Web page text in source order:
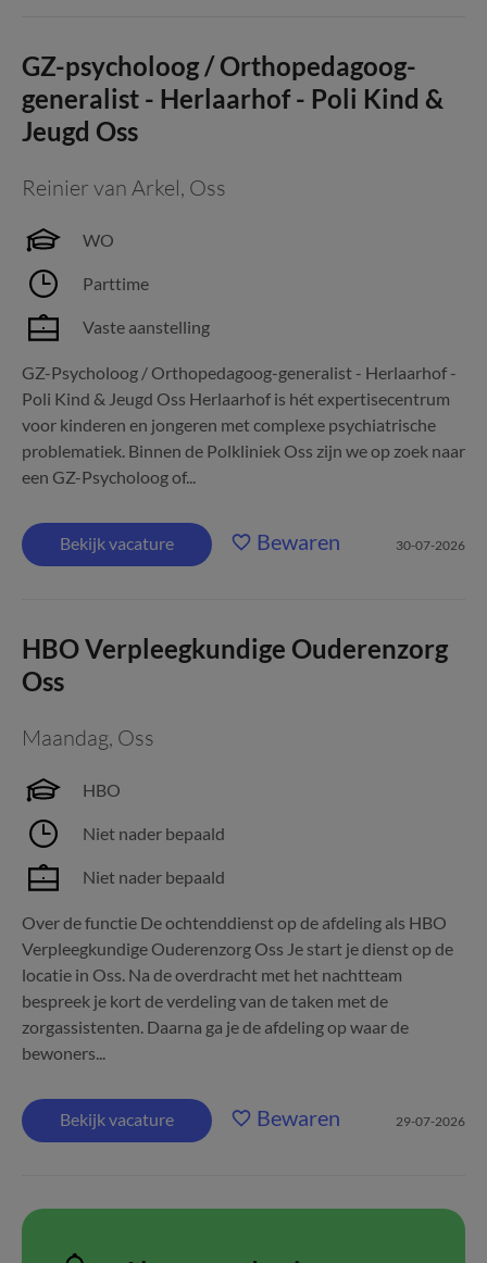
GZ-psycholoog / Orthopedagoog-
generalist - Herlaarhof - Poli Kind &
Jeugd Oss
Reinier van Arkel, Oss
WO
Parttime
Vaste aanstelling
GZ-Psycholoog / Orthopedagoog-generalist - Herlaarhof -
Poli Kind & Jeugd Oss Herlaarhof is hét expertisecentrum
voor kinderen en jongeren met complexe psychiatrische
problematiek. Binnen de Polkliniek Oss zijn we op zoek naar
een GZ-Psycholoog of...
Bekijk vacature Bewaren 30-07-2026
HBO Verpleegkundige Ouderenzorg
Oss
Maandag, Oss
HBO
Niet nader bepaald
Niet nader bepaald
Over de functie De ochtenddienst op de afdeling als HBO
Verpleegkundige Ouderenzorg Oss Je start je dienst op de
locatie in Oss. Na de overdracht met het nachtteam
bespreek je kort de verdeling van de taken met de
zorgassistenten. Daarna ga je de afdeling op waar de
bewoners...
Bekijk vacature Bewaren 29-07-2026